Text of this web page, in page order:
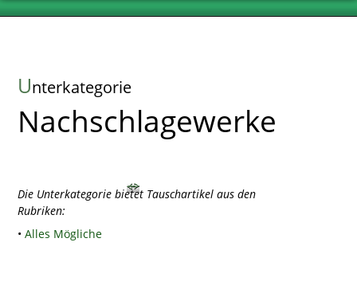
Unterkategorie
Nachschlagewerke
Die Unterkategorie bietet Tauschartikel aus den
Rubriken:
•Alles Mögliche